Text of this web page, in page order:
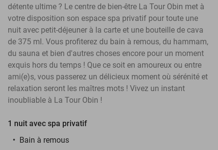
détente ultime ? Le centre de bien-être La Tour Obin met à
votre disposition son espace spa privatif pour toute une
nuit avec petit-déjeuner à la carte et une bouteille de cava
de 375 ml. Vous profiterez du bain à remous, du hammam,
du sauna et bien d'autres choses encore pour un moment
exquis hors du temps ! Que ce soit en amoureux ou entre
ami(e)s, vous passerez un délicieux moment où sérénité et
relaxation seront les maîtres mots ! Vivez un instant
inoubliable à La Tour Obin !
1 nuit avec spa privatif
Bain à remous